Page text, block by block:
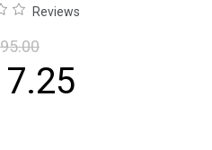
Reviews
.00
.25